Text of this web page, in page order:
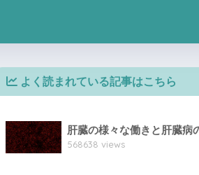
よく読まれている記事はこちら
肝臓の様々な働きと肝臓病
568638 views